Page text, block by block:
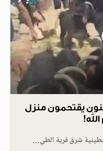
يقتحمون منزل
شرق قرية الطي…